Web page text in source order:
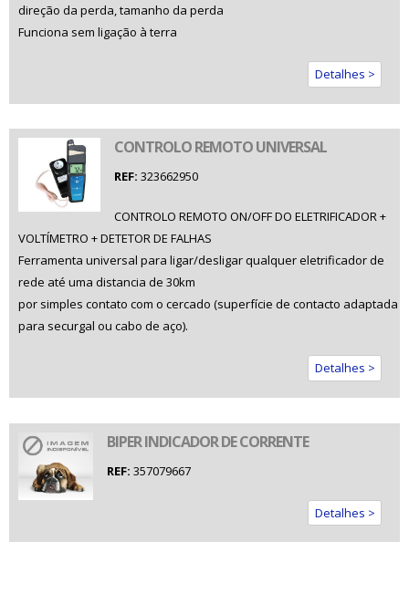
direção da perda, tamanho da perda
Funciona sem ligação à terra
Detalhes >
CONTROLO REMOTO UNIVERSAL
REF: 323662950
CONTROLO REMOTO ON/OFF DO ELETRIFICADOR +
VOLTÍMETRO + DETETOR DE FALHAS
Ferramenta universal para ligar/desligar qualquer eletrificador de
rede até uma distancia de 30km
por simples contato com o cercado (superfície de contacto adaptada
para securgal ou cabo de aço).
Detalhes >
BIPER INDICADOR DE CORRENTE
REF: 357079667
Detalhes >